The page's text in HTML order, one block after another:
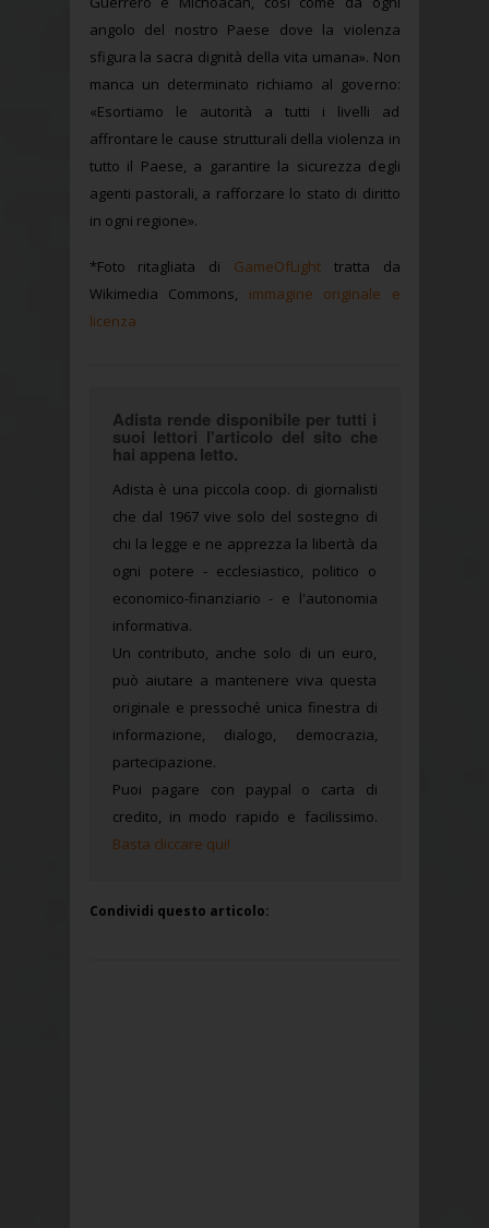
angolo del nostro Paese dove la violenza
sfigura la sacra dignità della vita umana». Non
manca un determinato richiamo al governo:
«Esortiamo le autorità a tutti i livelli ad
affrontare le cause strutturali della violenza in
tutto il Paese, a garantire la sicurezza degli
agenti pastorali, a rafforzare lo stato di diritto
in ogni regione».
*Foto ritagliata di GameOfLighttratta da
Wikimedia Commons, immagine originale e
licenza
Adista rende disponibile per tutti i
suoi lettori l'articolo del sito che
hai appena letto.
Adista è una piccola coop. di giornalisti
che dal 1967 vive solo del sostegno di
chi la legge e ne apprezza la libertà da
ogni potere - ecclesiastico, politico o
economico-finanziario - e l'autonomia
informativa.
Un contributo, anche solo di un euro,
può aiutare a mantenere viva questa
originale e pressoché unica finestra di
informazione, dialogo, democrazia,
partecipazione.
Puoi pagare con paypal o carta di
credito, in modo rapido e facilissimo.
Basta cliccare qui!
Condividi questo articolo: